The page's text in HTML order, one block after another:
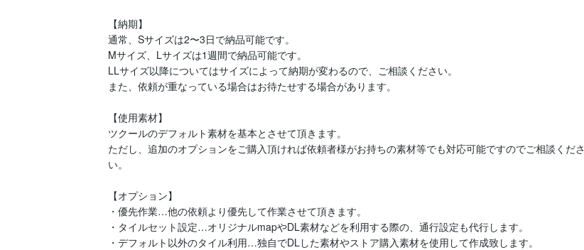
【納期】
通常、Sサイズは2〜3日で納品可能です。
Mサイズ、Lサイズは1週間で納品可能です。
LLサイズ以降についてはサイズによって納期が変わるので、ご相談ください。
また、依頼が重なっている場合はお待たせする場合があります。
【使用素材】
ツクールのデフォルト素材を基本とさせて頂きます。
ただし、追加のオプションをご購入頂ければ依頼者様がお持ちの素材等でも対応可能ですのでご相談くださ
い。
【オプション】
・優先作業…他の依頼より優先して作業させて頂きます。
・タイルセット設定…オリジナルmapやDL素材などを利用する際の、通行設定も代行します。
・デフォルト以外のタイル利用…独自でDLした素材やストア購入素材を使用して作成致します。